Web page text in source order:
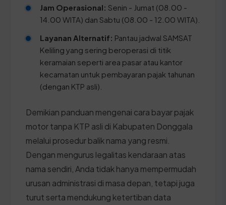
Jam Operasional: Senin - Jumat (08.00 -
14.00 WITA) dan Sabtu (08.00 - 12.00 WITA).
Layanan Alternatif: Pantau jadwal SAMSAT
Keliling yang sering beroperasi di titik
keramaian seperti area pasar atau kantor
kecamatan untuk pembayaran pajak tahunan
(dengan KTP asli).
Demikian panduan mengenai cara bayar pajak
motor tanpa KTP asli di Kabupaten Donggala
melalui prosedur balik nama yang resmi.
Dengan mengurus legalitas kendaraan atas
nama sendiri, Anda tidak hanya mempermudah
urusan administrasi di masa depan, tetapi juga
turut serta mendukung ketertiban data